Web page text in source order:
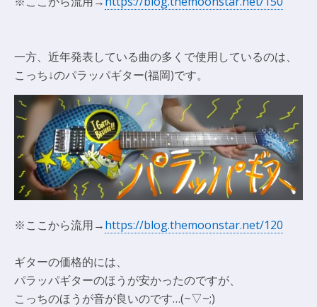
一方、近年発表している曲の多くで使用しているのは、
こっち↓のパラッパギター(福岡)です。
※ここから流用→https://blog.themoonstar.net/120
ギターの価格的には、
パラッパギターのほうが安かったのですが、
こっちのほうが音が良いのです…(~▽~;)